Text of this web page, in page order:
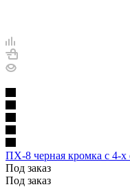
ПХ-8 черная кромка с 4-х
Под заказ
Под заказ